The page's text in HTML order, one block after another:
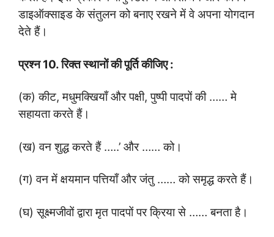
डाइऑक्साइड के संतुलन को बनाए रखने में वे अपना योगदान
देते हैं।
प्रश्न10.रिक्त स्थानों की पूर्ति कीजिए :
(क) कीट, मधुमक्खियाँ और पक्षी, पुष्पी पादपों की …… मे
सहायता करते हैं।
(ख) वन शुद्ध करते हैं …..’ और …… को।
(ग) वन में क्षयमान पत्तियाँ और जंतु …… को समृद्ध करते हैं।
(घ) सूक्ष्मजीवों द्वारा मृत पादपों पर क्रिया से …… बनता है।